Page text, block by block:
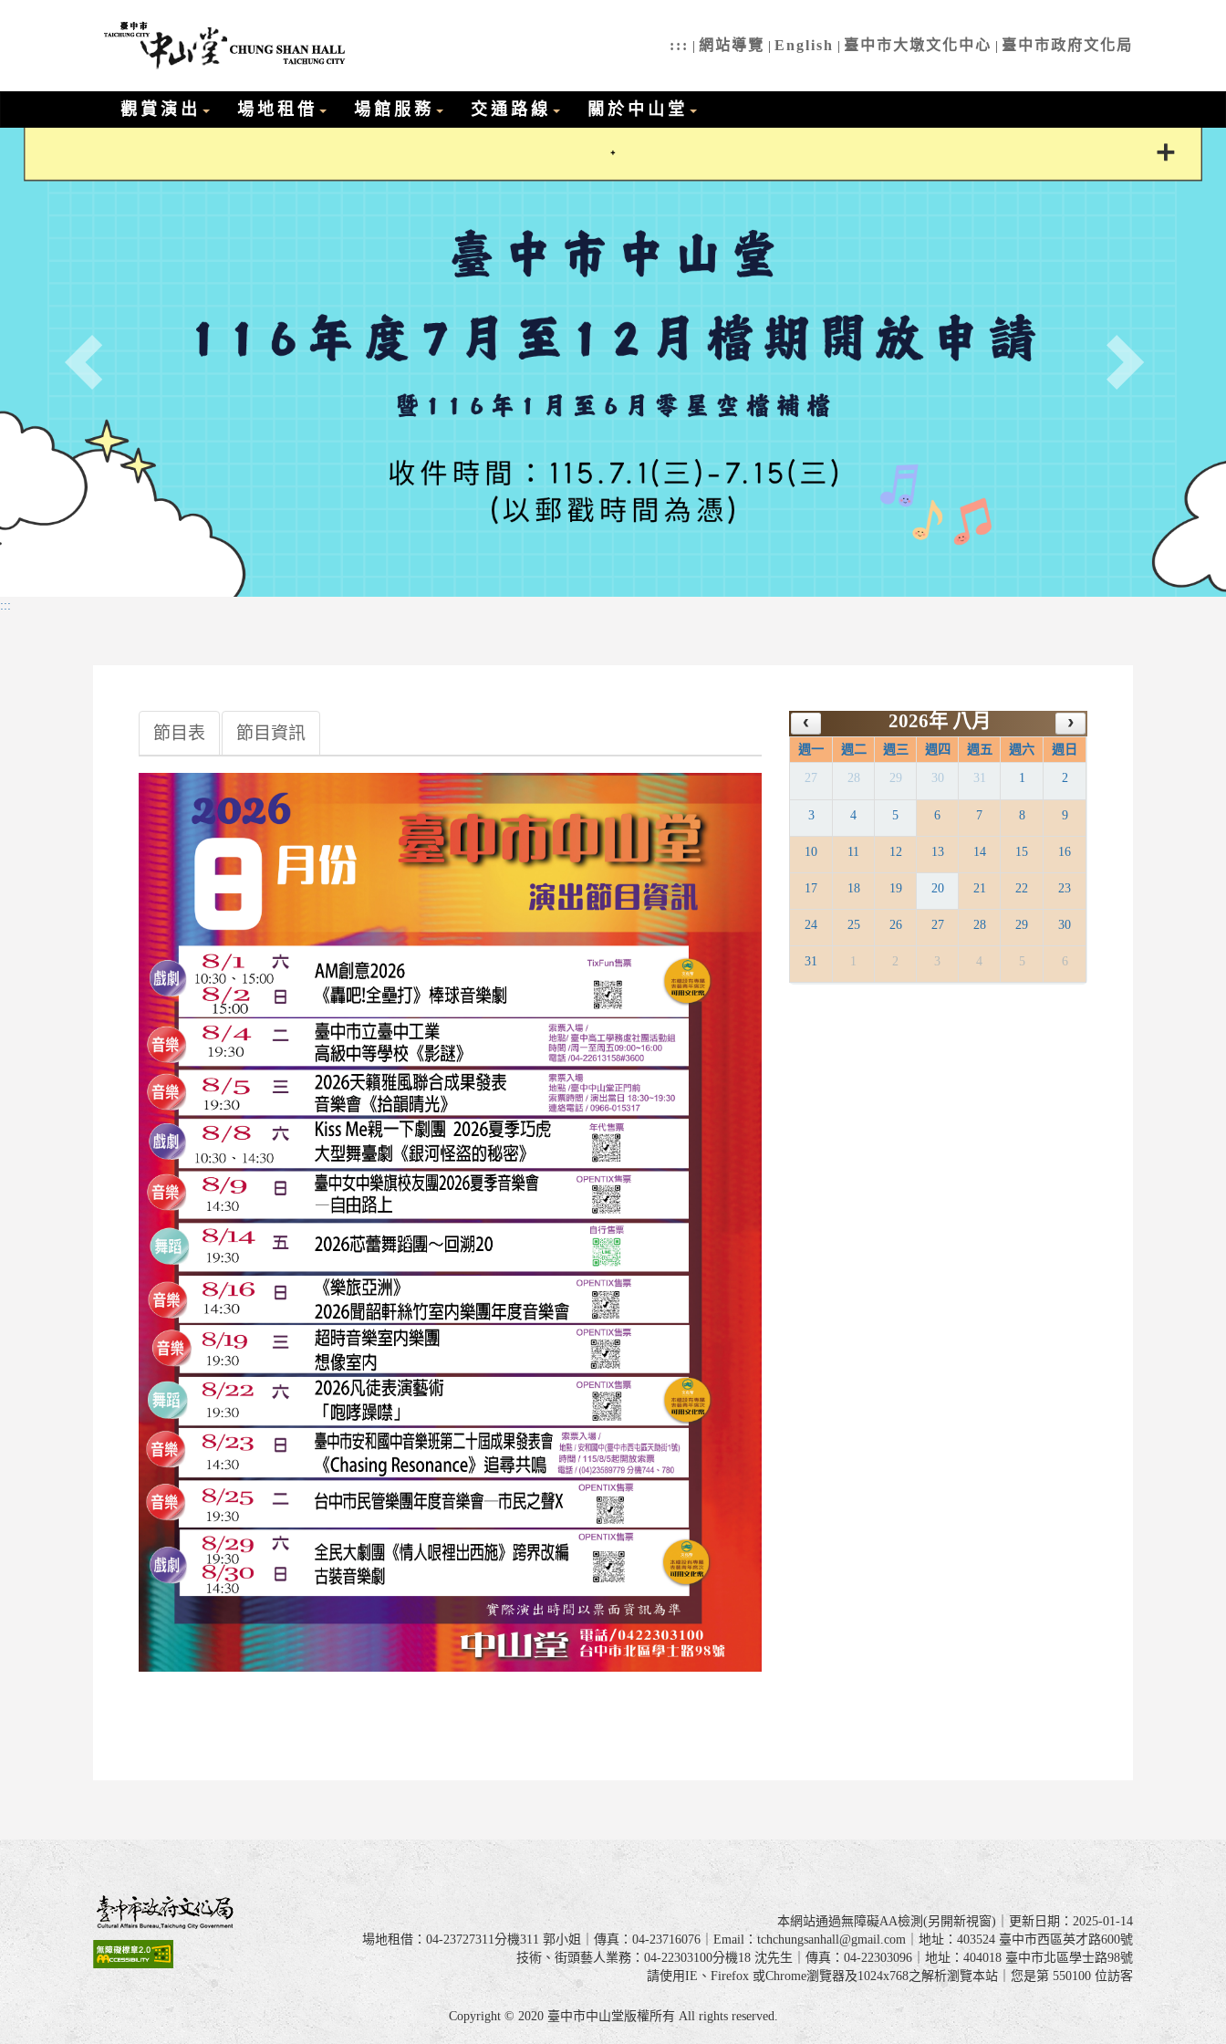
要
容
:::
|網站導覽 |English 臺中市大墩文化中心 臺中市政府文化局
觀賞演出 場地租借 場館服務 交通路線 關於中山堂
Previous Next
:::
節目表 節目資訊
2026年 八月
週一 週二 週三 週四 週五 週六 週日
27 28 29 30 31 1 2
3 4 5 6 7 8 9
10 11 12 13 14 15 16
17 18 19 20 21 22 23
24 25 26 27 28 29 30
31 1 2 3 4 5 6
本網站通過無障礙AA檢測(另開新視窗)｜更新日期：2025-01-14
場地租借：04-23727311分機311 郭小姐｜傳真：04-23716076｜Email：tchchungsanhall@gmail.com｜地址：403524 臺中市西區英才路600號
技術、街頭藝人業務：04-22303100分機18 沈先生｜傳真：04-22303096｜地址：404018 臺中市北區學士路98號
請使用IE、Firefox 或Chrome瀏覽器及1024x768之解析瀏覽本站｜您是第 550100 位訪客
Copyright © 2020 臺中市中山堂版權所有 All rights reserved.